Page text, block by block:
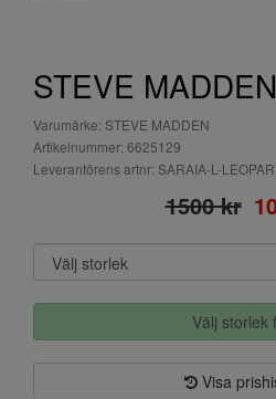
STEVE
Varumärke: STEVE MADDEN
Artikelnummer: 6625129
Leverantörens artnr: SARAIA-L-
1500 kr
Välj storlek
Visa